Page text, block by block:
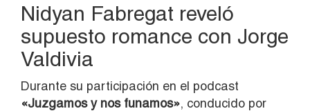
Nidyan Fabregat reveló
supuesto romance con Jorge
Valdivia
Durante su participación en el podcast
«Juzgamos y nos funamos», conducido por